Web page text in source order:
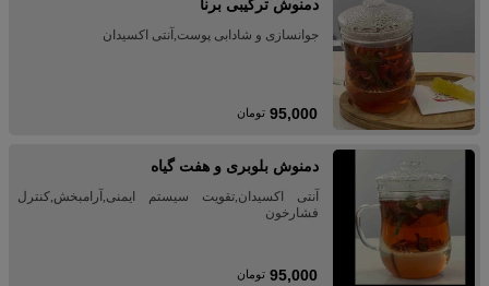
دمنوش ترکیبی برنا
جوانسازی و شادابی پوست,آنتی اکسیدان
95,000 تومان
دمنوش بلوبری و هفت گیاه
آنتی اکسیدان,تقویت سیستم ایمنی,آرامبخش,کنترل
فشارخون
95,000 تومان